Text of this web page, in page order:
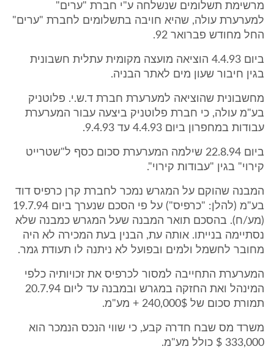
מרשימת תשלומים שנשלחה ע"י חברת "ערים"
למערערת עולה, שהיא חויבה בתשלומים לחברת "ערים"
החל מחודש פברואר 92.
ביום 4.4.93 הוציאה מועצה מקומית עתלית חשבונית
בגין חיבור שעון מים לאתר הבניה.
מחשבונית שהוציאה למערערת חברת ד.ש.י. פלוטניק
בע"מ עולה, כי חברת פלוטניק ביצעה עבור המערערת
עבודות במחפרון ביום 4.4.93 עד 9.4.93.
ביום 22.8.94 שילמה המערערת סכום כסף ל"שטרייט
קירוי" בגין "עבודות קירוי".
המבנה שהוקם על המגרש נמכר לחברת קרן כרפיס דוד
בע"מ (להלן: "כרפיס") על פי הסכם שנערך ביום 19.7.94
(מע/ח). בהסכם תואר המבנה שעל המגרש כמבנה שלא
נסתיימה בנייתו. אותה עת, הבנין בעת המכירה לא היה
מחובר לחשמל ולמים ובפועל לא ניתנה לו תעודת גמר.
המערערת התחייבה למסור לכרפיס את זכויותיה כלפי
המינהל ואת החזקה במגרש ובמבנה עד ליום 20.7.94
תמורת סכום של 240,000$ + מע"מ.
משרד מס שבח חדרה קבע, כי שווי הנכס הנמכר הוא
333,000 $ כולל מע"מ.